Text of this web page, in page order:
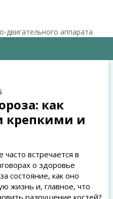
двигательного аппарата
как
крепкими и
встречается в
о здоровье
состояние, как оно
жизнь и, главное, что
разрушение костей?